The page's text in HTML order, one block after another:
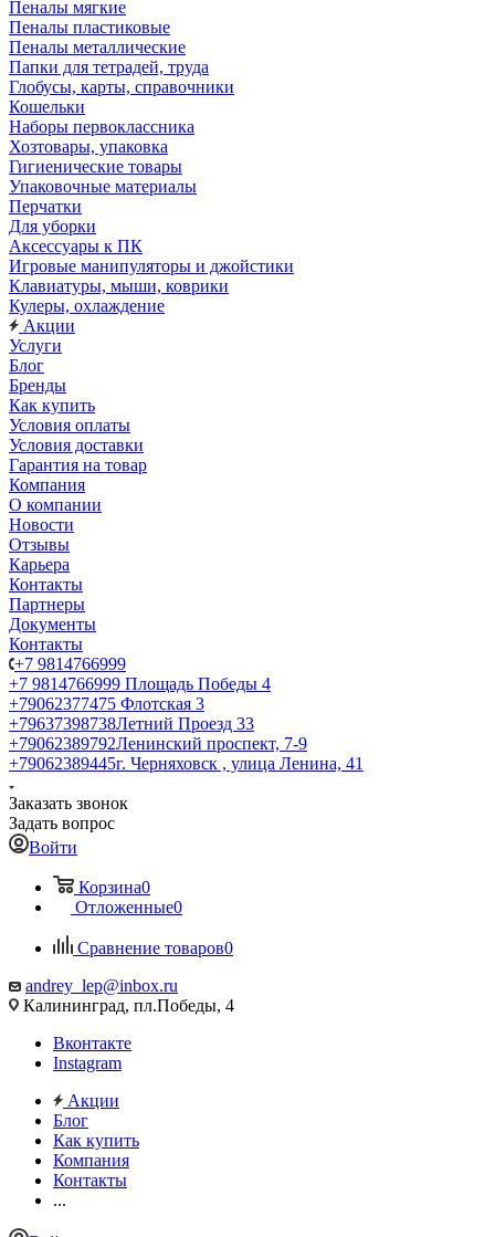
Пеналы мягкие
Пеналы пластиковые
Пеналы металлические
Папки для тетрадей, труда
Глобусы, карты, справочники
Кошельки
Наборы первоклассника
Хозтовары, упаковка
Гигиенические товары
Упаковочные материалы
Перчатки
Для уборки
Аксессуары к ПК
Игровые манипуляторы и джойстики
Клавиатуры, мыши, коврики
Кулеры, охлаждение
Акции
Услуги
Блог
Бренды
Как купить
Условия оплаты
Условия доставки
Гарантия на товар
Компания
О компании
Новости
Отзывы
Карьера
Контакты
Партнеры
Документы
Контакты
+7 9814766999
+7 9814766999 Площадь Победы 4
+79062377475 Флотская 3
+79637398738Летний Проезд 33
+79062389792Ленинский проспект, 7-9
+79062389445г. Черняховск , улица Ленина, 41
Заказать звонок
Задать вопрос
Войти
Корзина0
Отложенные0
Сравнение товаров0
andrey_lep@inbox.ru
Калининград, пл.Победы, 4
Вконтакте
Instagram
Акции
Блог
Как купить
Компания
Контакты
...